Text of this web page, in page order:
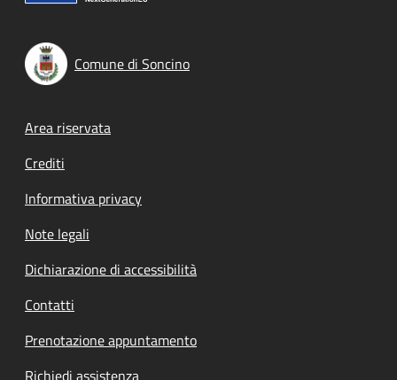
Comune di Soncino
Footer menu
Area riservata
Crediti
Informativa privacy
Note legali
Dichiarazione di accessibilità
Contatti
Prenotazione appuntamento
Richiedi assistenza